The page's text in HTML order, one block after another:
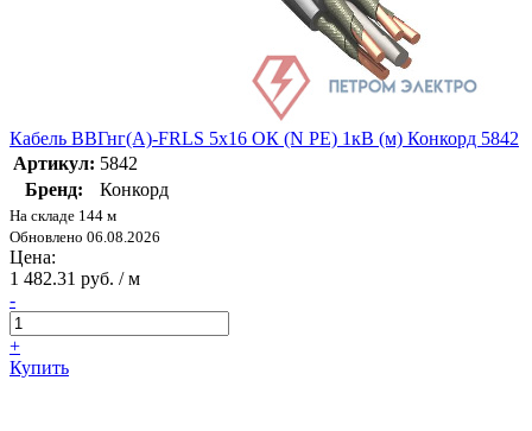
Кабель ВВГнг(А)-FRLS 5х16 ОК (N PE) 1кВ (м) Конкорд 5842
Артикул: 5842
Бренд:
Конкорд
На складе 144 м
Обновлено 06.08.2026
Цена:
1 482.31 руб. / м
-
+
Купить